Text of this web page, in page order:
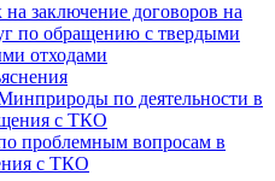
заключение договоров на
по обращению с твердыми
отходами
по деятельности в
с ТКО
проблемным вопросам в
с ТКО